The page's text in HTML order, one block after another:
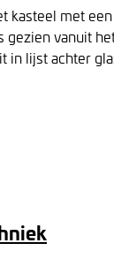
kasteel met
gezien vanuit
in lijst achter